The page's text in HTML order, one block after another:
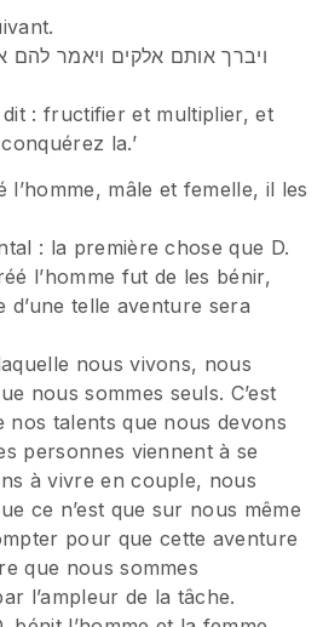
ויברך אותם אלקים ויאמר להם
dit : fructifier et multiplier, et
la.’
l’homme, mâle et femelle, il les
: la première chose que D.
l’homme fut de les bénir,
d’une telle aventure sera
nous vivons, nous
nous sommes seuls. C’est
nos talents que nous devons
personnes viennent à se
à vivre en couple, nous
ce n’est que sur nous même
pour que cette aventure
que nous sommes
l’ampleur de la tâche.